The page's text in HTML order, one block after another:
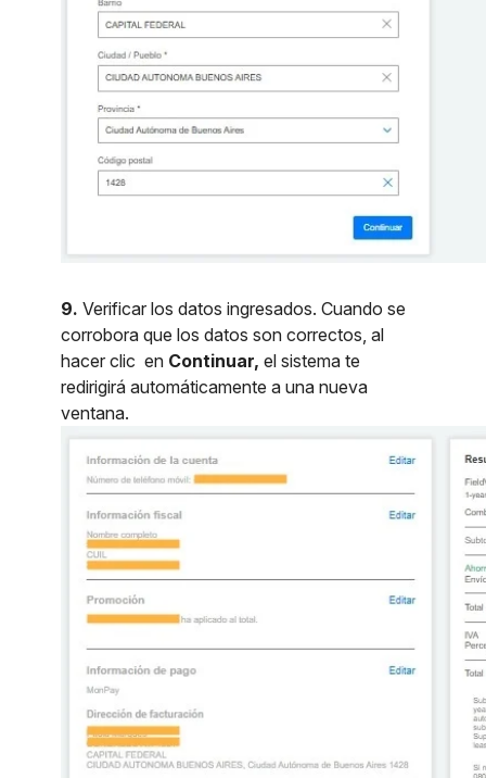
9. Verificar los datos ingresados. Cuando se
corrobora que los datos son correctos, al
hacer clic en Continuar, el sistema te
redirigirá automáticamente a una nueva
ventana.